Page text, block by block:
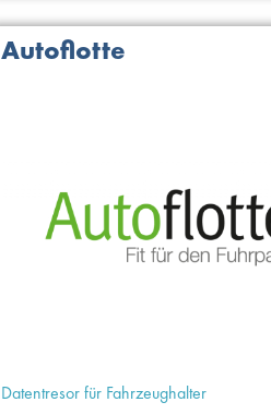
Autoflotte
Datentresor für Fahrzeughalter